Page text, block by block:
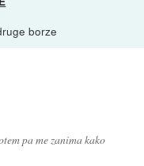
borze
pa me zanima kako